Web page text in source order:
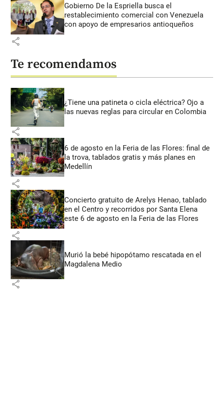
Gobierno De la Espriella busca el
restablecimiento comercial con Venezuela
con apoyo de empresarios antioqueños
share
Te recomendamos
¿Tiene una patineta o cicla eléctrica? Ojo a
las nuevas reglas para circular en Colombia
share
6 de agosto en la Feria de las Flores: final de
la trova, tablados gratis y más planes en
Medellín
share
Concierto gratuito de Arelys Henao, tablado
en el Centro y recorridos por Santa Elena
este 6 de agosto en la Feria de las Flores
share
Murió la bebé hipopótamo rescatada en el
Magdalena Medio
share